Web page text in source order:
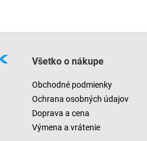
Všetko o nákupe
Obchodné podmienky
Ochrana osobných údajov
Doprava a cena
Výmena a vrátenie